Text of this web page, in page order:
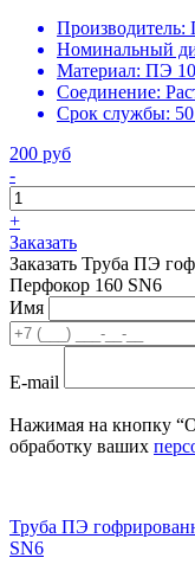
Производитель:
Номинальный
Материал: ПЭ
Соединение:
Срок службы:
200 руб
-
+
Заказать
Заказать Труба ПЭ
Перфокор 160 SN6
Имя
E-mail
Нажимая на кнопку
обработку ваших
Труба ПЭ
SN6